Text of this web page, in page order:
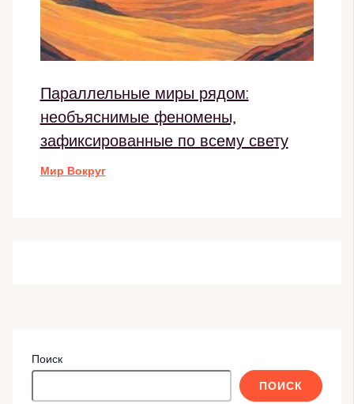
Параллельные миры рядом:
необъяснимые феномены,
зафиксированные по всему свету
Мир Вокруг
Поиск
ПОИСК